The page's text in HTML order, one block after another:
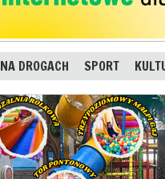
NA DROGACH SPORT